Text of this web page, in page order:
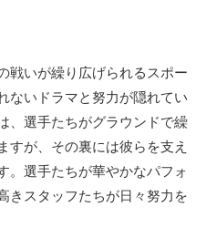
戦いが繰り広げられるスポー
ないドラマと努力が隠れてい
、選手たちがグラウンドで繰
すが、その裏には彼らを支え
。選手たちが華やかなパフォ
きスタッフたちが日々努力を